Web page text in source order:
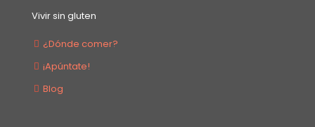
Vivir sin gluten
¿Dónde comer?
¡Apúntate!
Blog